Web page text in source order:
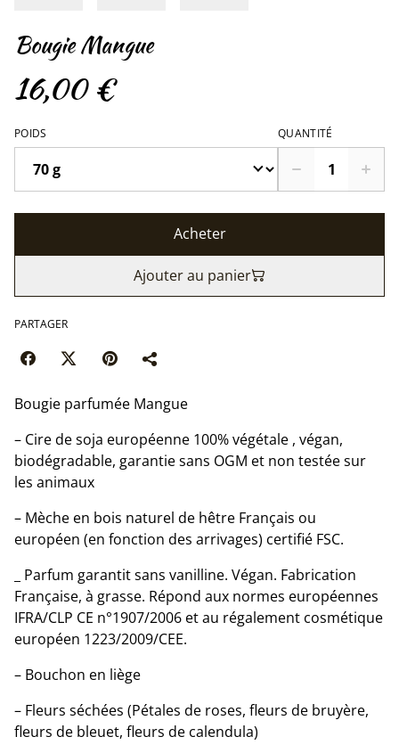
Bougie Mangue
16,00 €
POIDS QUANTITÉ
Acheter
Ajouter au panier
PARTAGER
Bougie parfumée Mangue
– Cire de soja européenne 100% végétale , végan,
biodégradable, garantie sans OGM et non testée sur
les animaux
– Mèche en bois naturel de hêtre Français ou
européen (en fonction des arrivages) certifié FSC.
_ Parfum garantit sans vanilline. Végan. Fabrication
Française, à grasse. Répond aux normes européennes
IFRA/CLP CE n°1907/2006 et au régalement cosmétique
européen 1223/2009/CEE.
– Bouchon en liège
– Fleurs séchées (Pétales de roses, fleurs de bruyère,
fleurs de bleuet, fleurs de calendula)